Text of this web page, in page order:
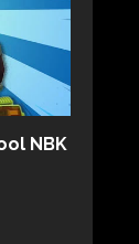
NBK